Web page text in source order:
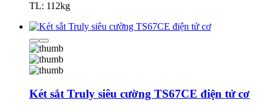
TL: 112kg
Két sắt Truly siêu cường TS67CE điện tử cơ